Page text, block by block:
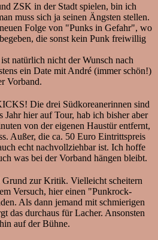
ZSK in der Stadt spielen, bin ich
muss sich ja seinen Ängsten stellen.
Folge von "Punks in Gefahr", wo
die sonst kein Punk freiwillig
natürlich nicht der Wunsch nach
ein Date mit André (immer schön!)
Vorband.
Die drei Südkoreanerinnen sind
Jahr hier auf Tour, hab ich bisher aber
von der eigenen Haustür entfernt,
Außer, die ca. 50 Euro Eintrittspreis
echt nachvollziehbar ist. Ich hoffe
was bei der Vorband hängen bleibt.
Grund zur Kritik. Vielleicht scheitern
Versuch, hier einen "Punkrock-
Als dann jemand mit schmierigen
das durchaus für Lacher. Ansonsten
auf der Bühne.